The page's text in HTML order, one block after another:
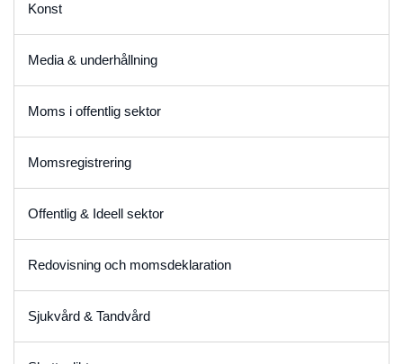
Konst
Media & underhållning
Moms i offentlig sektor
Momsregistrering
Offentlig & Ideell sektor
Redovisning och momsdeklaration
Sjukvård & Tandvård